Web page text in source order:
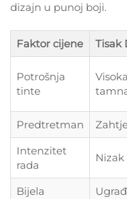
dizajn u punoj boji.
Faktor cijene Tisak
Potrošnja
tinte
Predtretman
Intenzitet
rada
Bijela